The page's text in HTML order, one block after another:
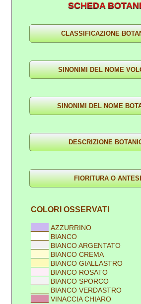
SCHEDA
COLORI OSSERVATI
AZZURRINO
BIANCO
BIANCO ARGENTATO
BIANCO CREMA
BIANCO GIALLASTRO
BIANCO ROSATO
BIANCO SPORCO
BIANCO VERDASTRO
VINACCIA CHIARO